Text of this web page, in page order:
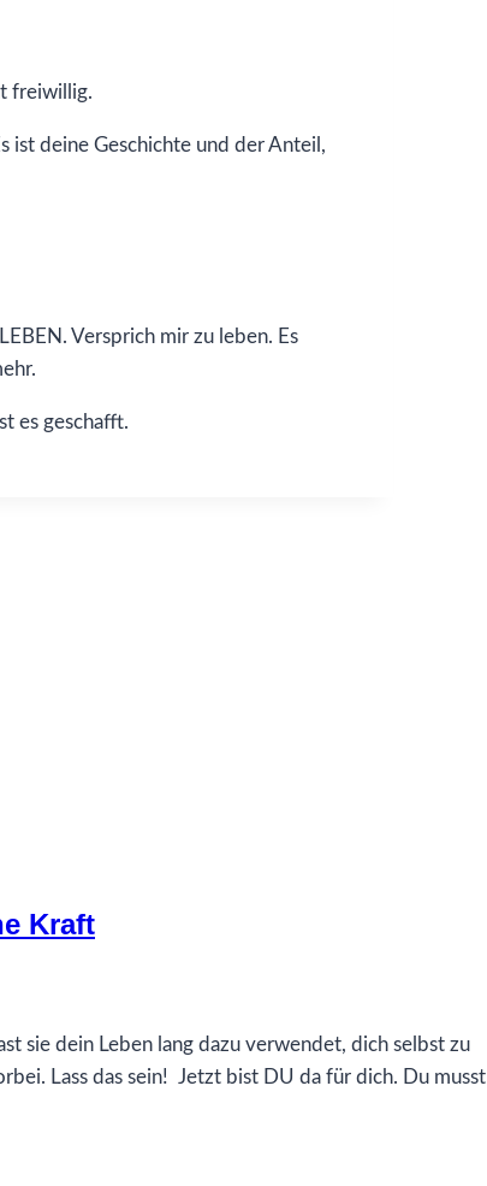
freiwillig.
ist deine Geschichte und der Anteil,
Versprich mir zu leben. Es
es geschafft.
Kraft
sie dein Leben lang dazu verwendet, dich selbst zu
Lass das sein! Jetzt bist DU da für dich. Du musst